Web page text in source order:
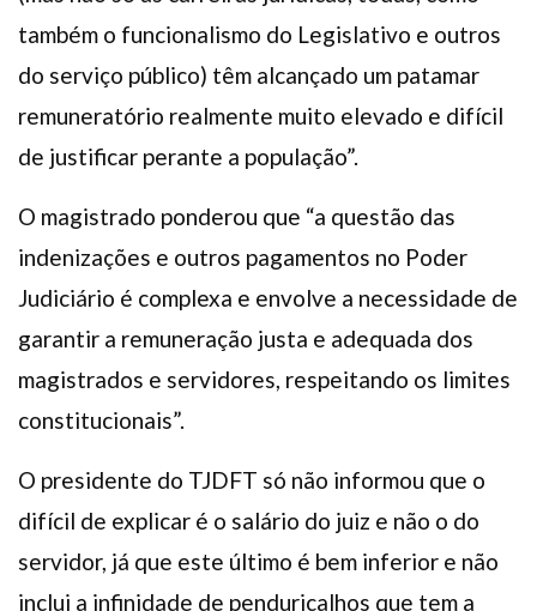
também o funcionalismo do Legislativo e outros
do serviço público) têm alcançado um patamar
remuneratório realmente muito elevado e difícil
de justificar perante a população”.
O magistrado ponderou que “a questão das
indenizações e outros pagamentos no Poder
Judiciário é complexa e envolve a necessidade de
garantir a remuneração justa e adequada dos
magistrados e servidores, respeitando os limites
constitucionais”.
O presidente do TJDFT só não informou que o
difícil de explicar é o salário do juiz e não o do
servidor, já que este último é bem inferior e não
inclui a infinidade de penduricalhos que tem a